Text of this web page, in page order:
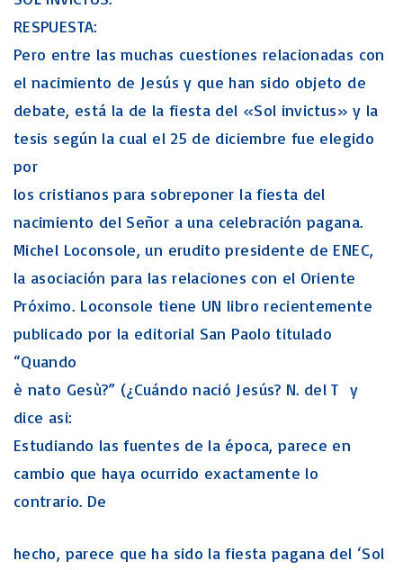
RESPUESTA:
Pero entre las muchas cuestiones relacionadas con
el nacimiento de Jesús y que han sido objeto de
debate, está la de la fiesta del «Sol invictus» y la
tesis según la cual el 25 de diciembre fue elegido
por
los cristianos para sobreponer la fiesta del
nacimiento del Señor a una celebración pagana.
Michel Loconsole, un erudito presidente de ENEC,
la asociación para las relaciones con el Oriente
Próximo. Loconsole tiene UN libro recientemente
publicado por la editorial San Paolo titulado
“Quando
è nato Gesù?” (¿Cuándo nació Jesús? N. del T y
dice asi:
Estudiando las fuentes de la época, parece en
cambio que haya ocurrido exactamente lo
contrario. De
hecho, parece que ha sido la fiesta pagana del ‘Sol